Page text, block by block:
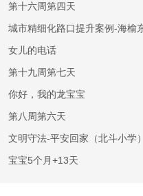
第十六周第四天
城市精细化路口提升案例-海榆
女儿的电话
第十九周第七天
你好，我的龙宝宝
第八周第六天
文明守法-平安回家（北斗小学
宝宝5个月+13天